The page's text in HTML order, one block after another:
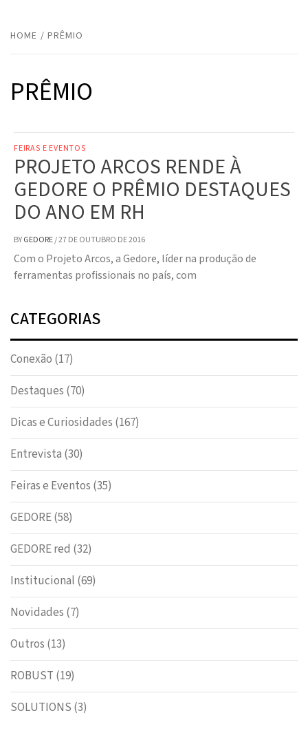
HOME PRÊMIO
PRÊMIO
FEIRAS E EVENTOS
PROJETO ARCOS RENDE À
GEDORE O PRÊMIO DESTAQUES
DO ANO EM RH
BYGEDORE/27 DE OUTUBRO DE 2016
Com o Projeto Arcos, a Gedore, líder na produção de
ferramentas profissionais no país, com
CATEGORIAS
Conexão (17)
Destaques (70)
Dicas e Curiosidades (167)
Entrevista (30)
Feiras e Eventos (35)
GEDORE(58)
GEDORE red (32)
Institucional (69)
Novidades (7)
Outros (13)
ROBUST (19)
SOLUTIONS (3)